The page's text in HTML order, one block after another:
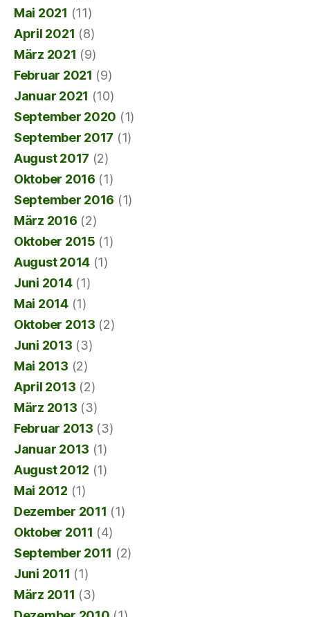
Mai 2021 (11)
April 2021 (8)
März 2021 (9)
Februar 2021 (9)
Januar 2021 (10)
September 2020 (1)
September 2017 (1)
August 2017 (2)
Oktober 2016 (1)
September 2016 (1)
März 2016 (2)
Oktober 2015 (1)
August 2014 (1)
Juni 2014(1)
Mai 2014(1)
Oktober 2013 (2)
Juni 2013 (3)
Mai 2013 (2)
April 2013 (2)
März 2013 (3)
Februar 2013 (3)
Januar 2013 (1)
August 2012 (1)
Mai 2012 (1)
Dezember 2011 (1)
Oktober 2011 (4)
September 2011 (2)
Juni 2011 (1)
März 2011 (3)